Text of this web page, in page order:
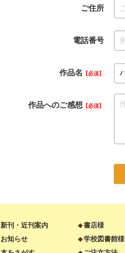
ご住所
電話番号
作品名 必須
作品へのご感想 必須
新刊・近刊案内
お知らせ
書店様
学校図書館様